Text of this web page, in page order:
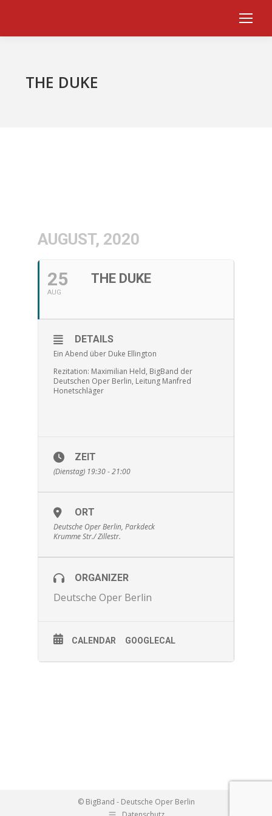
THE DUKE
AUGUST, 2020
25
AUG
THE DUKE
DETAILS
Ein Abend über Duke Ellington
Rezitation: Maximilian Held, BigBand der
Deutschen Oper Berlin, Leitung Manfred
Honetschläger
ZEIT
(Dienstag) 19:30 - 21:00
ORT
Deutsche Oper Berlin, Parkdeck
Krumme Str./ Zillestr.
ORGANIZER
Deutsche Oper Berlin
CALENDAR GOOGLECAL
© BigBand - Deutsche Oper Berlin